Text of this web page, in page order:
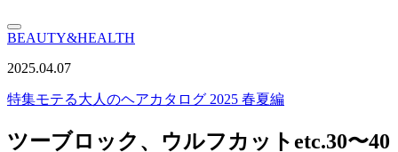
BEAUTY&HEALTH
2025.04.07
特集モテる大人のヘアカタログ 2025 春夏編
ツーブロック、ウルフカットetc.30〜40